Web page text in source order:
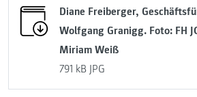
Diane Freiberger,
Wolfgang Granigg. Foto: FH
Miriam Weiß
791 kB JPG